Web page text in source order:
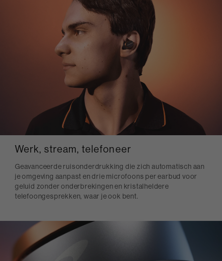
Werk, stream, telefoneer
Geavanceerde ruisonderdrukking die zich automatisch aan
je omgeving aanpast en drie microfoons per earbud voor
geluid zonder onderbrekingen en kristalheldere
telefoongesprekken, waar je ook bent.